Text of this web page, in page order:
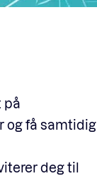
på
og få samtidig
deg til